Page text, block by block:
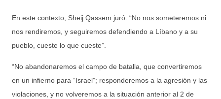
En este contexto, Sheij Qassem juró: “No nos someteremos ni
nos rendiremos, y seguiremos defendiendo a Líbano y a su
pueblo, cueste lo que cueste”.
“No abandonaremos el campo de batalla, que convertiremos
en un infierno para “Israel”; responderemos a la agresión y las
violaciones, y no volveremos a la situación anterior al 2 de